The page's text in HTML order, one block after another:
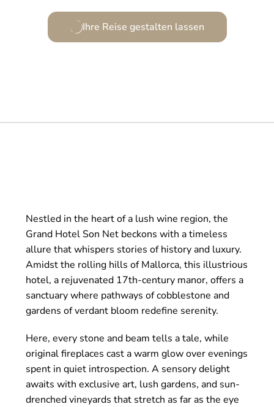
Ihre Reise gestalten lassen
Nestled in the heart of a lush wine region, the
Grand Hotel Son Net beckons with a timeless
allure that whispers stories of history and luxury.
Amidst the rolling hills of Mallorca, this illustrious
hotel, a rejuvenated 17th-century manor, offers a
sanctuary where pathways of cobblestone and
gardens of verdant bloom redefine serenity.
Here, every stone and beam tells a tale, while
original fireplaces cast a warm glow over evenings
spent in quiet introspection. A sensory delight
awaits with exclusive art, lush gardens, and sun-
drenched vineyards that stretch as far as the eye